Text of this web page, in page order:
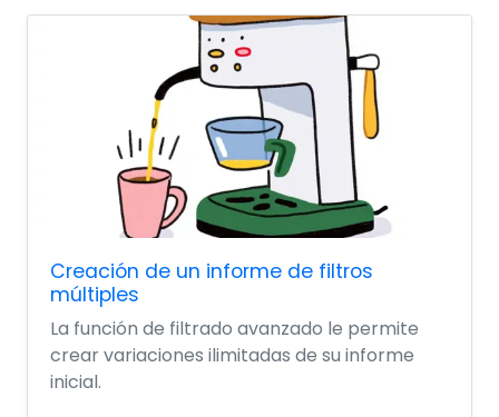
Creación de un informe de filtros
múltiples
La función de filtrado avanzado le permite
crear variaciones ilimitadas de su informe
inicial.